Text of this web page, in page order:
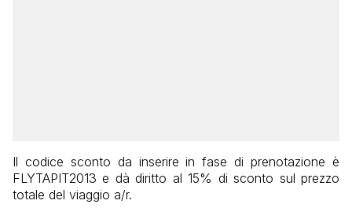
Il codice sconto da inserire in fase di prenotazione è
FLYTAPIT2013 e dà diritto al 15% di sconto sul prezzo
totale del viaggio a/r.